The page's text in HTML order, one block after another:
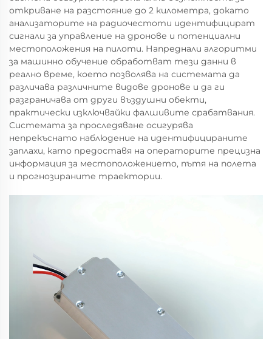
откриване на разстояние до 2 километра, докато
анализаторите на радиочестоти идентифицират
сигнали за управление на дронове и потенциални
местоположения на пилоти. Напреднали алгоритми
за машинно обучение обработват тези данни в
реално време, което позволява на системата да
различава различните видове дронове и да ги
разграничава от други въздушни обекти,
практически изключвайки фалшивите срабатвания.
Системата за проследяване осигурява
непрекъснато наблюдение на идентифицираните
заплахи, като предоставя на операторите прецизна
информация за местоположението, пътя на полета
и прогнозираните траектории.